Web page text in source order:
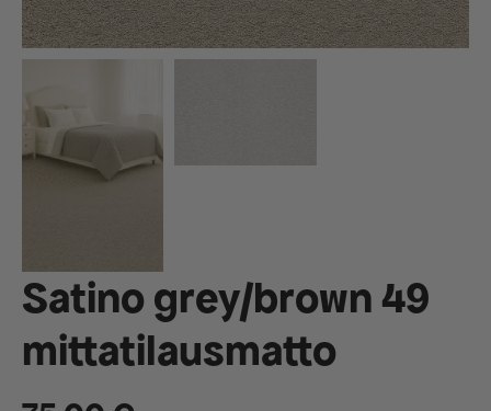
Satino grey/brown 49
mittatilausmatto